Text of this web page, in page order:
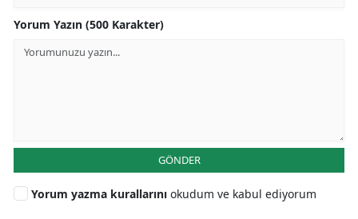
Yorum Yazın (500 Karakter)
GÖNDER
Yorum yazma kurallarını okudum ve kabul ediyorum